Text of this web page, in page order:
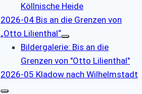
Köllnische Heide
2026-04 Bis an die Grenzen von
„Otto Lilienthal“
Bildergalerie: Bis an die
Grenzen von "Otto Lilienthal"
2026-05 Kladow nach Wilhelmstadt